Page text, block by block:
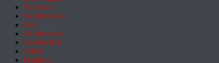
Wirtschaft
Wochenmarkt
Geld
Wochenende
Gesellschaft
Arbeit
Feuilleton